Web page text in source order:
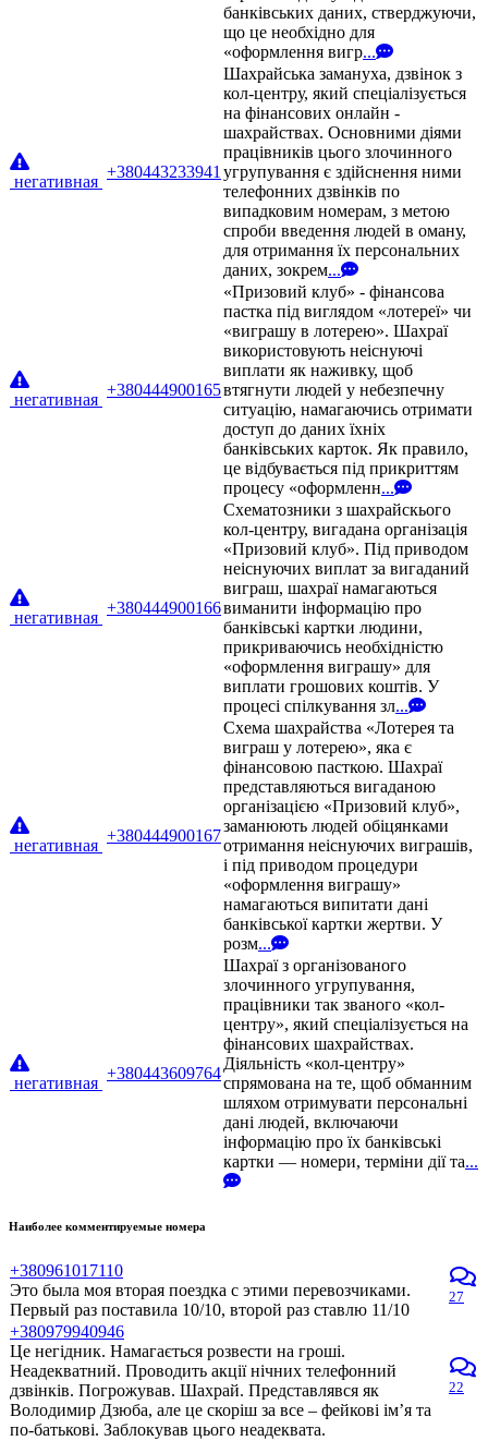
банківських даних, стверджуючи,
що це необхідно для
«оформлення вигр...
негативная
+380443233941
Шахрайська замануха, дзвінок з
кол-центру, який спеціалізується
на фінансових онлайн -
шахрайствах. Основними діями
працівників цього злочинного
угрупування є здійснення ними
телефонних дзвінків по
випадковим номерам, з метою
спроби введення людей в оману,
для отримання їх персональних
даних, зокрем...
негативная
+380444900165
«Призовий клуб» - фінансова
пастка під виглядом «лотереї» чи
«виграшу в лотерею». Шахраї
використовують неіснуючі
виплати як наживку, щоб
втягнути людей у небезпечну
ситуацію, намагаючись отримати
доступ до даних їхніх
банківських карток. Як правило,
це відбувається під прикриттям
процесу «оформленн...
негативная
+380444900166
Схематозники з шахрайскього
кол-центру, вигадана організація
«Призовий клуб». Під приводом
неіснуючих виплат за вигаданий
виграш, шахраї намагаються
виманити інформацію про
банківські картки людини,
прикриваючись необхідністю
«оформлення виграшу» для
виплати грошових коштів. У
процесі спілкування зл...
негативная
+380444900167
Схема шахрайства «Лотерея та
виграш у лотерею», яка є
фінансовою пасткою. Шахраї
представляються вигаданою
організацією «Призовий клуб»,
заманюють людей обіцянками
отримання неіснуючих виграшів,
і під приводом процедури
«оформлення виграшу»
намагаються випитати дані
банківської картки жертви. У
розм...
негативная
+380443609764
Шахраї з організованого
злочинного угрупування,
працівники так званого «кол-
центру», який спеціалізується на
фінансових шахрайствах.
Діяльність «кол-центру»
спрямована на те, щоб обманним
шляхом отримувати персональні
дані людей, включаючи
інформацію про їх банківські
картки — номери, терміни дії та...
Наиболее комментируемые номера
+380961017110
Это была моя вторая поездка с этими перевозчиками.
Первый раз поставила 10/10, второй раз ставлю 11/10
27
+380979940946
Це негідник. Намагається розвести на гроші.
Неадекватний. Проводить акції нічних телефонний
дзвінків. Погрожував. Шахрай. Представлявся як
Володимир Дзюба, але це скоріш за все – фейкові ім’я та
по-батькові. Заблокував цього неадеквата.
22